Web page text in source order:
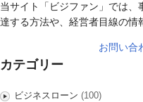
当サイト「ビジファン」では、
達する方法や、経営者目線の情
お問い合
カテゴリー
ビジネスローン (100)